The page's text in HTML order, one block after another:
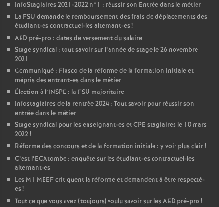
InfoStagiaires 2021-2022 n°1 : réussir son Entrée dans le métier
La FSU demande le remboursement des frais de déplacements des
étudiant-es contractuel-les alternant-es !
AED pré-pro : dates de versement du salaire
Stage syndical : tout savoir sur l’année de stage le 26 novembre
2021
Communiqué : Fiasco de la réforme de la formation initiale et
mépris des entrant-es dans le métier
Élection à l’INSPE : la FSU majoritaire
Infostagiaires de la rentrée 2024 : Tout savoir pour réussir son
entrée dans le métier
Stage syndical pour les enseignant-es etCPE stagiaires le 10 mars
2022!
Réforme des concours et de la formation initiale : y voir plus clair!
C’est l’ECAtombe : enquête sur les étudiant-es contractuel-les
alternant-es
Les M1 MEEFcritiquent la réforme et demandent à être respecté-
es !
Tout ce que vous avez (toujours) voulu savoir sur les AED pré-pro !